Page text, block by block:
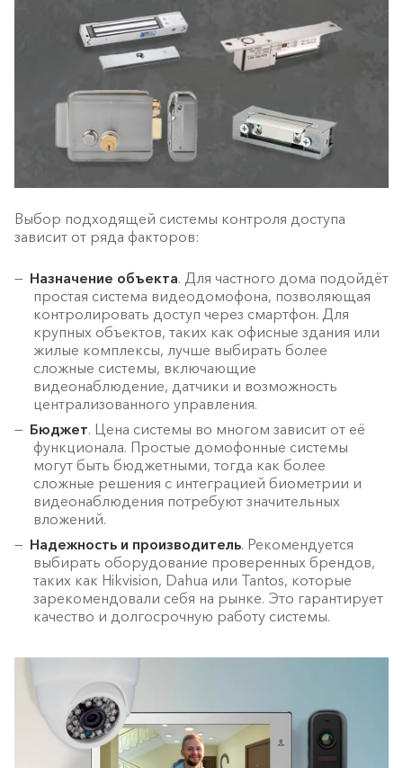
Выбор подходящей системы контроля доступа
зависит от ряда факторов:
Назначение объекта. Для частного дома подойдёт
простая система видеодомофона, позволяющая
контролировать доступ через смартфон. Для
крупных объектов, таких как офисные здания или
жилые комплексы, лучше выбирать более
сложные системы, включающие
видеонаблюдение, датчики и возможность
централизованного управления.
Бюджет. Цена системы во многом зависит от её
функционала. Простые домофонные системы
могут быть бюджетными, тогда как более
сложные решения с интеграцией биометрии и
видеонаблюдения потребуют значительных
вложений.
Надежность и производитель. Рекомендуется
выбирать оборудование проверенных брендов,
таких как Hikvision, Dahua или Tantos, которые
зарекомендовали себя на рынке. Это гарантирует
качество и долгосрочную работу системы.